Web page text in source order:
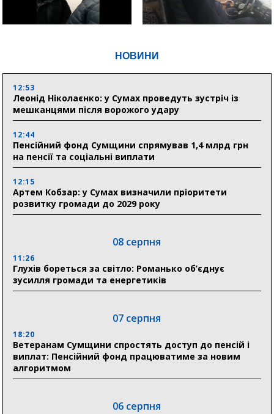
НОВИНИ
12:53
Леонід Ніколаєнко: у Сумах проведуть зустріч із
мешканцями після ворожого удару
12:44
Пенсійний фонд Сумщини спрямував 1,4 млрд грн
на пенсії та соціальні виплати
12:15
Артем Кобзар: у Сумах визначили пріоритети
розвитку громади до 2029 року
08 серпня
11:26
Глухів бореться за світло: Романько об’єднує
зусилля громади та енергетиків
07 серпня
18:20
Ветеранам Сумщини спростять доступ до пенсій і
виплат: Пенсійний фонд працюватиме за новим
алгоритмом
06 серпня